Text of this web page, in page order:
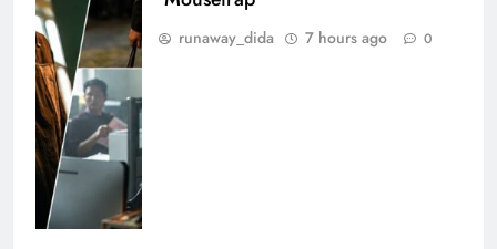
runaway_dida 7 hours ago 0